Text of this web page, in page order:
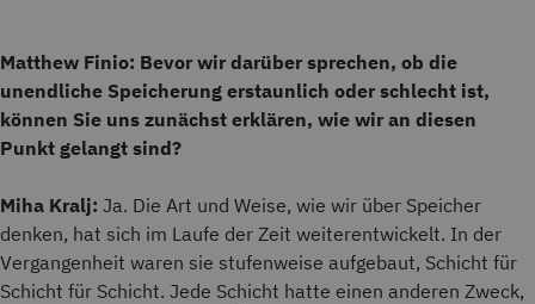
Matthew Finio: Bevor wir darüber sprechen, ob die
unendliche Speicherung erstaunlich oder schlecht ist,
können Sie uns zunächst erklären, wie wir an diesen
Punkt gelangt sind?
Miha Kralj: Ja. Die Art und Weise, wie wir über Speicher
denken, hat sich im Laufe der Zeit weiterentwickelt. In der
Vergangenheit waren sie stufenweise aufgebaut, Schicht für
Schicht für Schicht. Jede Schicht hatte einen anderen Zweck,